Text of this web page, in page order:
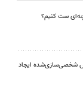
ست کنیم؟
شخصی‌سازی‌شده ایجاد